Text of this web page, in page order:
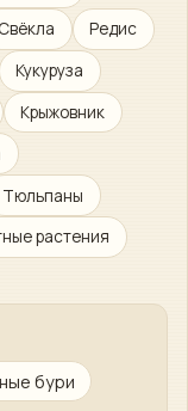
Свёкла
Редис
Кукуруза
Крыжовник
Тюльпаны
растения
бури